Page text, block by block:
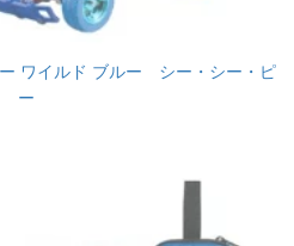
ワイルド ブルー シー・シー・ピ
ー